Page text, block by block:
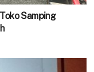
Samping